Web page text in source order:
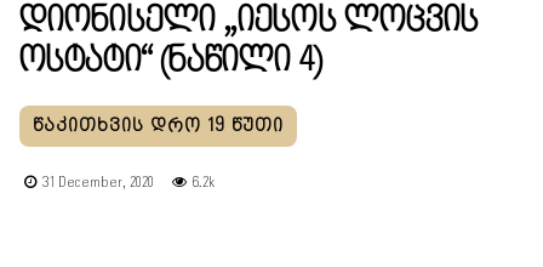
Დიონისელი „იესოს Ლოცვის
Ოსტატი“ (ნაწილი 4)
31 December, 2020 6.2k